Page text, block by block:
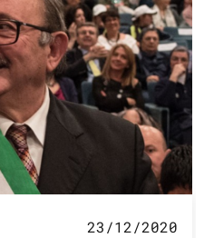
23/12/2020